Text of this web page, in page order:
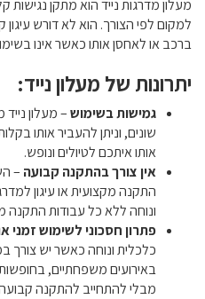
מעלון מדרגות נייד הוא מתקן
למקום לפי הצורך. הוא לא דורש עיגון
ברכב או לאחסן אותו כאשר אינו
יתרונות של מעלון נייד:
גמישות בשימוש– מעלון
שונים, וניתן להעביר אותו
אותו איתכם לטיולים ונופש.
אין צורך בהתקנה קבועה –
התקנה מקצועית או עיגון
ונוחה ללא כל עבודות התקנה
פתרון חסכוני לשימוש זמני
כלכלית ונוחה כאשר יש צורך
באירועים משפחתיים,
מבלי להתחייב להתקנה